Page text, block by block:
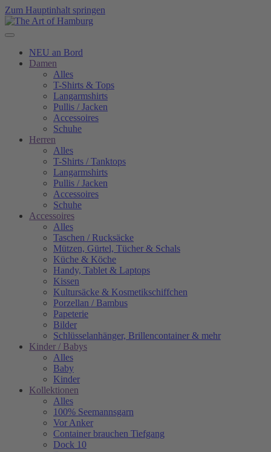
Zum Hauptinhalt springen
NEU an Bord
Damen
Alles
T-Shirts & Tops
Langarmshirts
Pullis / Jacken
Accessoires
Schuhe
Herren
Alles
T-Shirts / Tanktops
Langarmshirts
Pullis / Jacken
Accessoires
Schuhe
Accessoires
Alles
Taschen / Rucksäcke
Mützen, Gürtel, Tücher & Schals
Küche & Köche
Handy, Tablet & Laptops
Kissen
Kultursäcke & Kosmetikschiffchen
Porzellan / Bambus
Papeterie
Bilder
Schlüsselanhänger, Brillencontainer & mehr
Kinder / Babys
Alles
Baby
Kinder
Kollektionen
Alles
100% Seemannsgarn
Vor Anker
Container brauchen Tiefgang
Dock 10